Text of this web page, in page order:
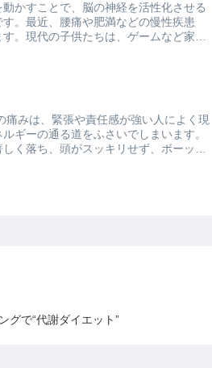
かすことで、脳の神経を活性化させる
。最近、腰痛や肥満などの慢性疾患
。現代の子供たちは、ゲームなど家の
みは、緊張や責任感が強い人によく現
ギーの通る道をふさいでしまいます。
く落ち、頭がスッキリせず、ボーッと
グで“代謝ダイエット”